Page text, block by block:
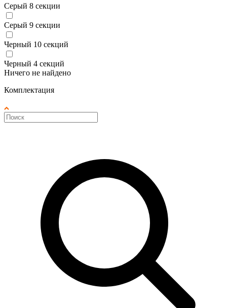
Серый 8 секции
Серый 9 секции
Черный 10 секций
Черный 4 секций
Ничего не найдено
Комплектация